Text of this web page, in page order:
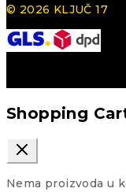
© 2026 KLJUČ 17
Shopping
Nema proizvoda u